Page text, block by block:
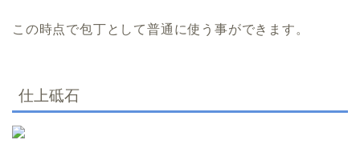
この時点で包丁として普通に使う事ができます。
仕上砥石